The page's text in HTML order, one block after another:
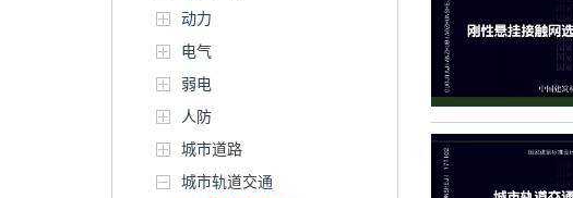
动力
电气
弱电
人防
城市道路
城市轨道交通